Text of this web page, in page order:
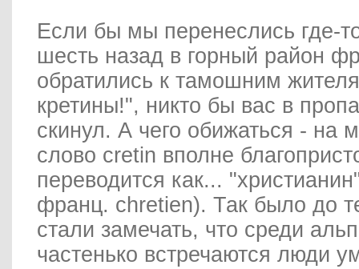
Если бы мы перенеслись где-
шесть назад в горный район
обратились к тамошним
кретины!", никто бы вас в
скинул. А чего обижаться - на
слово cretin вполне
переводится как...
франц. chretien). Так было до
стали замечать, что среди
частенько встречаются люди